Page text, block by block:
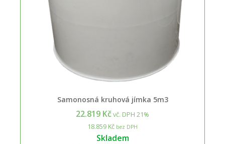
Samonosná kruhová jímka 5m3
22.819 Kčvč. DPH 21%
18.859 Kč bez DPH
Skladem